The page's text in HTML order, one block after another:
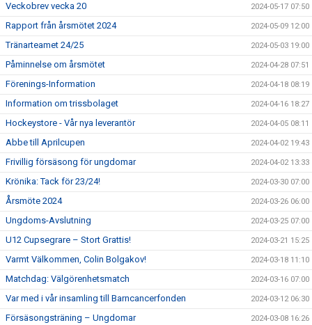
Veckobrev vecka 20 2024-05-17 07:50
Rapport från årsmötet 2024 2024-05-09 12:00
Tränarteamet 24/25 2024-05-03 19:00
Påminnelse om årsmötet 2024-04-28 07:51
Förenings-Information 2024-04-18 08:19
Information om trissbolaget 2024-04-16 18:27
Hockeystore - Vår nya leverantör 2024-04-05 08:11
Abbe till Aprilcupen 2024-04-02 19:43
Frivillig försäsong för ungdomar 2024-04-02 13:33
Krönika: Tack för 23/24! 2024-03-30 07:00
Årsmöte 2024 2024-03-26 06:00
Ungdoms-Avslutning 2024-03-25 07:00
U12 Cupsegrare – Stort Grattis! 2024-03-21 15:25
Varmt Välkommen, Colin Bolgakov! 2024-03-18 11:10
Matchdag: Välgörenhetsmatch 2024-03-16 07:00
Var med i vår insamling till Barncancerfonden 2024-03-12 06:30
Försäsongsträning – Ungdomar 2024-03-08 16:26